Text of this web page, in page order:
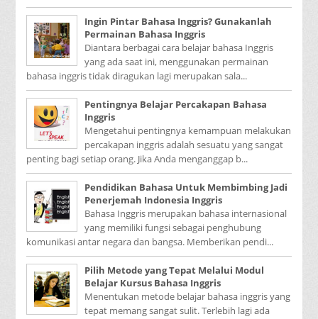
Ingin Pintar Bahasa Inggris? Gunakanlah
Permainan Bahasa Inggris
Diantara berbagai cara belajar bahasa Inggris
yang ada saat ini, menggunakan permainan
bahasa inggris tidak diragukan lagi merupakan sala...
Pentingnya Belajar Percakapan Bahasa
Inggris
Mengetahui pentingnya kemampuan melakukan
percakapan inggris adalah sesuatu yang sangat
penting bagi setiap orang. Jika Anda menganggap b...
Pendidikan Bahasa Untuk Membimbing Jadi
Penerjemah Indonesia Inggris
Bahasa Inggris merupakan bahasa internasional
yang memiliki fungsi sebagai penghubung
komunikasi antar negara dan bangsa. Memberikan pendi...
Pilih Metode yang Tepat Melalui Modul
Belajar Kursus Bahasa Inggris
Menentukan metode belajar bahasa inggris yang
tepat memang sangat sulit. Terlebih lagi ada